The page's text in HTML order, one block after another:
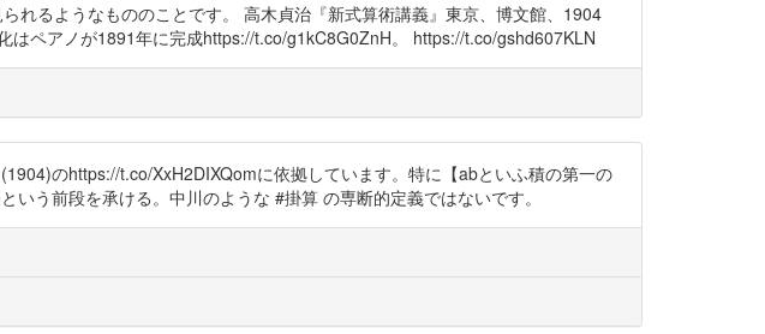
れるようなもののことです。 高木貞治『新式算術講義』東京、博文館、1904
ペアノが1891年に完成https://t.co/g1kC8G0ZnH。 https://t.co/gshd607KLN
のhttps://t.co/XxH2DIXQomに依拠しています。特に【abといふ積の第一の
う前段を承ける。中川のような #掛算 の専断的定義ではないです。